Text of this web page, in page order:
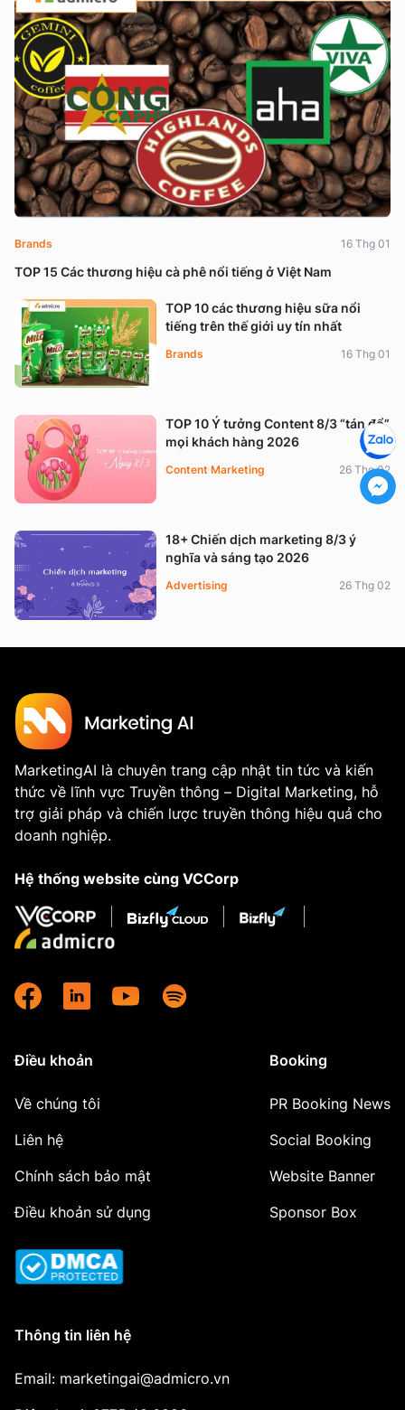
TOP 15 Các thương hiệu cà phê nổi tiếng ở Việt Nam
Brands 16 Thg 01
TOP 10 các thương hiệu sữa nổi
tiếng trên thế giới uy tín nhất
Brands 16 Thg 01
TOP 10 Ý tưởng Content 8/3 “tán đổ”
mọi khách hàng 2026
Content Marketing 26 Thg 02
18+ Chiến dịch marketing 8/3 ý
nghĩa và sáng tạo 2026
Advertising 26 Thg 02
MarketingAI là chuyên trang cập nhật tin tức và kiến
thức về lĩnh vực Truyền thông – Digital Marketing, hỗ
trợ giải pháp và chiến lược truyền thông hiệu quả cho
doanh nghiệp.
Hệ thống website cùng VCCorp
Điều khoản
Về chúng tôi
Liên hệ
Chính sách bảo mật
Điều khoản sử dụng
Booking
PR Booking News
Social Booking
Website Banner
Sponsor Box
Thông tin liên hệ
Email: marketingai@admicro.vn